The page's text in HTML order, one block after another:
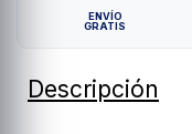
ENVÍO
GRATIS
Descripción